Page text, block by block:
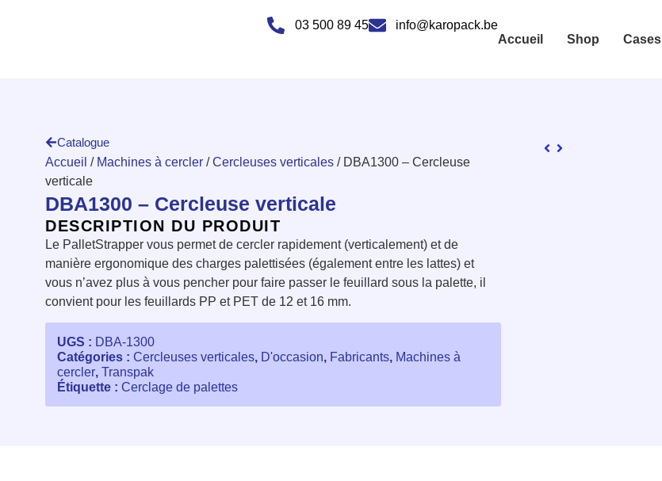
03 500 89 45
info@karopack.be
Accueil
Shop Cases
Catalogue
Accueil / Machines à cercler /Cercleuses verticales / DBA1300 – Cercleuse
verticale
DBA1300 – Cercleuse verticale
DESCRIPTION DU PRODUIT
Le PalletStrapper vous permet de cercler rapidement (verticalement) et de
manière ergonomique des charges palettisées (également entre les lattes) et
vous n’avez plus à vous pencher pour faire passer le feuillard sous la palette, il
convient pour les feuillards PP et PET de 12 et 16 mm.
UGS : DBA-1300
Catégories : Cercleuses verticales, D'occasion, Fabricants, Machines à
cercler, Transpak
Étiquette : Cerclage de palettes